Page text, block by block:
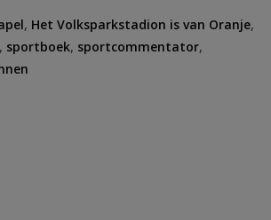
, Het Volksparkstadion is van Oranje,
, sportboek, sportcommentator,